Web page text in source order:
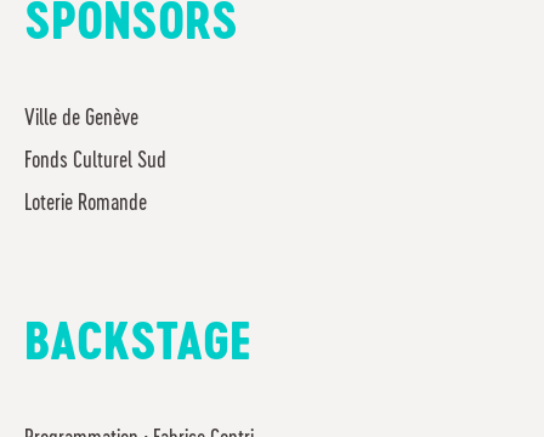
SPONSORS
Ville de Genève
Fonds Culturel Sud
Loterie Romande
BACKSTAGE